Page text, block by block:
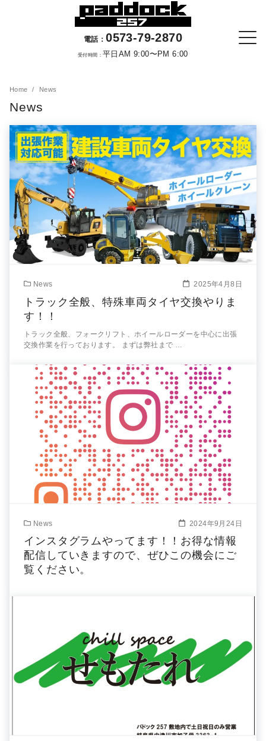
電話：0573-79-2870
受付時間：平日AM 9:00〜PM 6:00
Home News
News
News 2025年4月8日
トラック全般、特殊車両タイヤ交換やりま
す！！
トラック全般、フォークリフト、ホイールローダーを中心に出張
交換作業を行っております。 まずは弊社まで …
News 2024年9月24日
インスタグラムやってます！！お得な情報
配信していきますので、ぜひこの機会にご
覧ください。